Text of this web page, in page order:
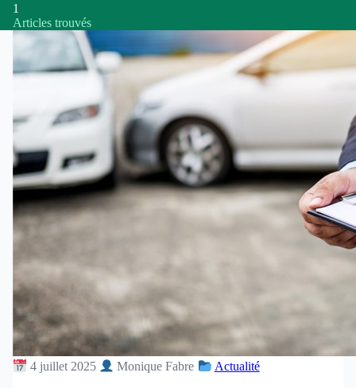
1
Articles trouvés
4 juillet 2025 Monique Fabre Actualité